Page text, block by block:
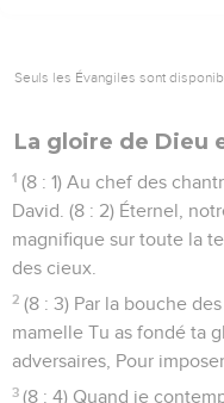
Seuls les Évangiles sont
La gloire de Dieu
1 (8 : 1) Au chef des
David. (8 : 2) Éternel,
magnifique sur toute la
des cieux.
2 (8 : 3) Par la bouche
mamelle Tu as fondé ta
adversaires, Pour
3 (8 : 4) Quand je